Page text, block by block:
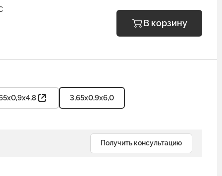
В корзину
3,65х0,9х6,0
Получить консультацию